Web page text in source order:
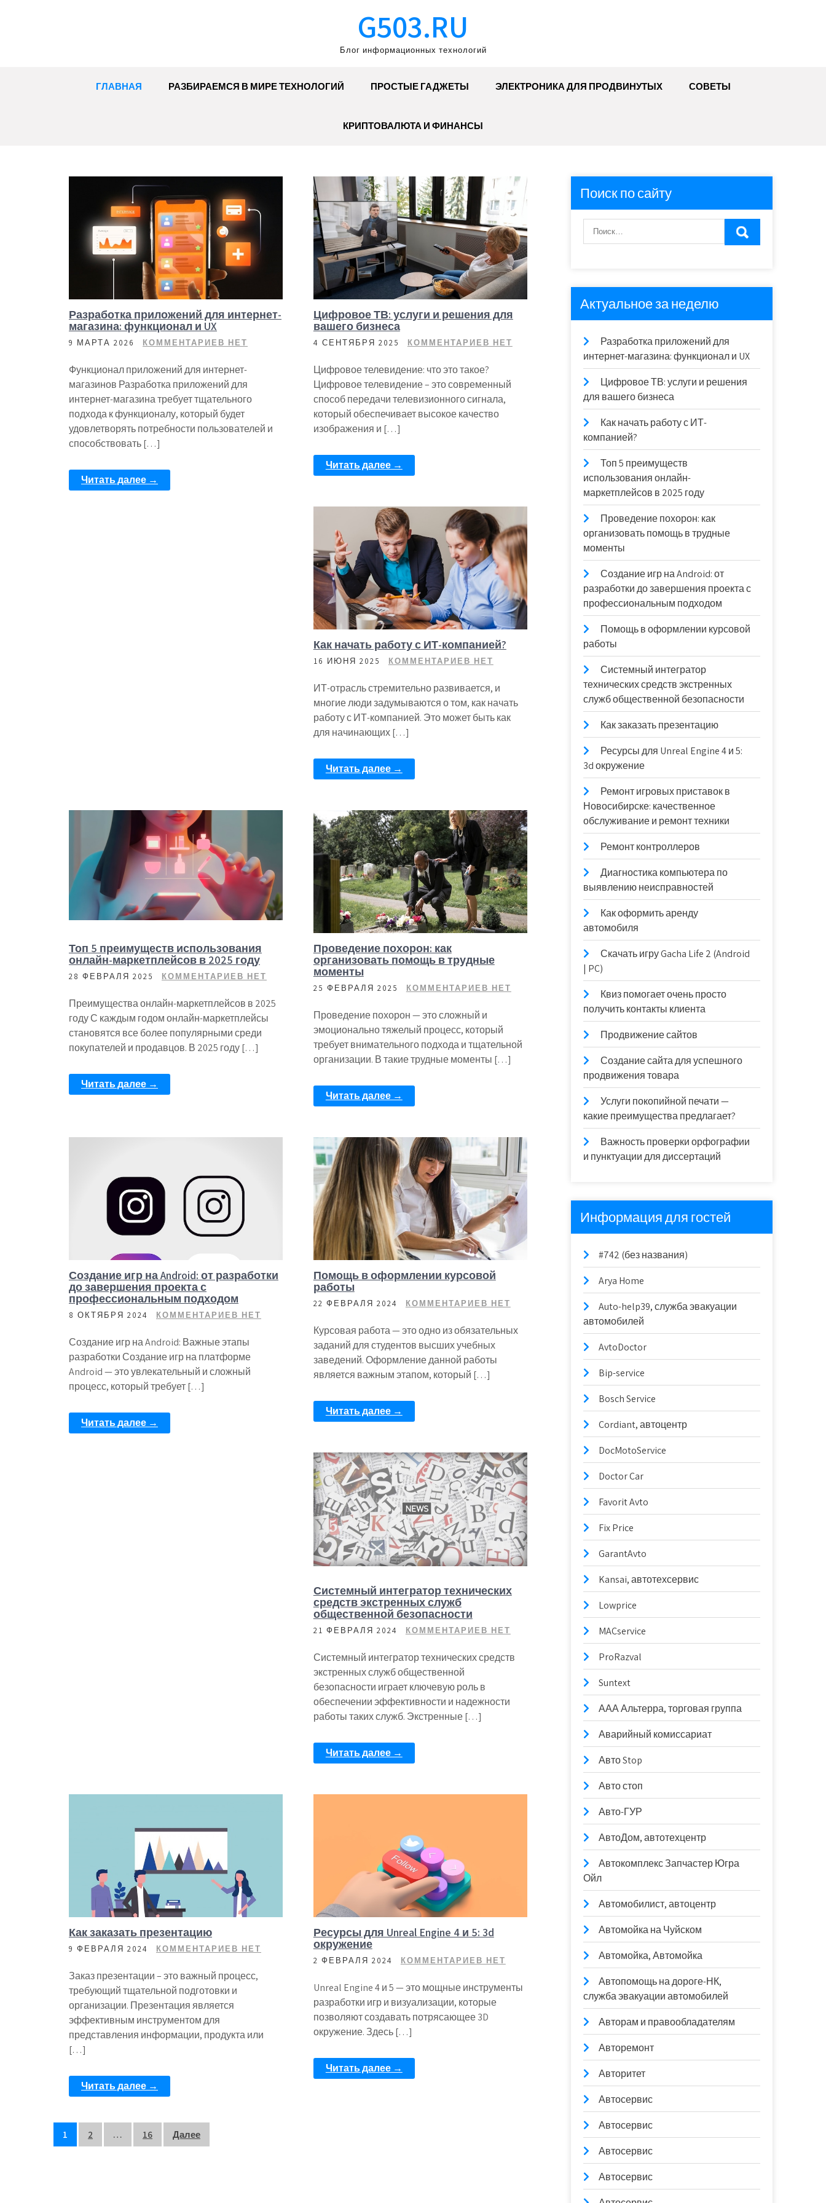
G503.RU
Блог информационных технологий
ГЛАВНАЯ РАЗБИРАЕМСЯ В МИРЕ ТЕХНОЛОГИЙ ПРОСТЫЕ ГАДЖЕТЫ ЭЛЕКТРОНИКА ДЛЯ ПРОДВИНУТЫХ СОВЕТЫ
КРИПТОВАЛЮТА И ФИНАНСЫ
Разработка приложений для интернет-
магазина: функционал и UX
9 МАРТА 2026 КОММЕНТАРИЕВ НЕТ
Функционал приложений для интернет-
магазинов Разработка приложений для
интернет-магазина требует тщательного
подхода к функционалу, который будет
удовлетворять потребности пользователей и
способствовать […]
Читать далее →
Цифровое ТВ: услуги и решения для
вашего бизнеса
4 СЕНТЯБРЯ 2025 КОММЕНТАРИЕВ НЕТ
Цифровое телевидение: что это такое?
Цифровое телевидение – это современный
способ передачи телевизионного сигнала,
который обеспечивает высокое качество
изображения и […]
Читать далее →
Как начать работу с ИТ-компанией?
16 ИЮНЯ 2025 КОММЕНТАРИЕВ НЕТ
ИТ-отрасль стремительно развивается, и
многие люди задумываются о том, как начать
работу с ИТ-компанией. Это может быть как
для начинающих […]
Читать далее →
Топ 5 преимуществ использования
онлайн-маркетплейсов в 2025 году
28 ФЕВРАЛЯ 2025 КОММЕНТАРИЕВ НЕТ
Преимущества онлайн-маркетплейсов в 2025
году С каждым годом онлайн-маркетплейсы
становятся все более популярными среди
покупателей и продавцов. В 2025 году […]
Читать далее →
Проведение похорон: как
организовать помощь в трудные
моменты
25 ФЕВРАЛЯ 2025 КОММЕНТАРИЕВ НЕТ
Проведение похорон — это сложный и
эмоционально тяжелый процесс, который
требует внимательного подхода и тщательной
организации. В такие трудные моменты […]
Читать далее →
Создание игр на Android: от разработки
до завершения проекта с
профессиональным подходом
8 ОКТЯБРЯ 2024 КОММЕНТАРИЕВ НЕТ
Создание игр на Android: Важные этапы
разработки Создание игр на платформе
Android — это увлекательный и сложный
процесс, который требует […]
Читать далее →
Помощь в оформлении курсовой
работы
22 ФЕВРАЛЯ 2024 КОММЕНТАРИЕВ НЕТ
Курсовая работа — это одно из обязательных
заданий для студентов высших учебных
заведений. Оформление данной работы
является важным этапом, который […]
Читать далее →
Системный интегратор технических
средств экстренных служб
общественной безопасности
21 ФЕВРАЛЯ 2024 КОММЕНТАРИЕВ НЕТ
Системный интегратор технических средств
экстренных служб общественной
безопасности играет ключевую роль в
обеспечении эффективности и надежности
работы таких служб. Экстренные […]
Читать далее →
Как заказать презентацию
9 ФЕВРАЛЯ 2024 КОММЕНТАРИЕВ НЕТ
Заказ презентации – это важный процесс,
требующий тщательной подготовки и
организации. Презентация является
эффективным инструментом для
представления информации, продукта или
[…]
Читать далее →
Ресурсы для Unreal Engine 4 и 5: 3d
окружение
2 ФЕВРАЛЯ 2024 КОММЕНТАРИЕВ НЕТ
Unreal Engine 4 и 5 — это мощные инструменты
разработки игр и визуализации, которые
позволяют создавать потрясающее 3D
окружение. Здесь […]
Читать далее →
Пагинация
1 2 … 16 Далее
Поиск по сайту
Актуальное за неделю
Разработка приложений для
интернет-магазина: функционал и UX
Цифровое ТВ: услуги и решения
для вашего бизнеса
Как начать работу с ИТ-
компанией?
Топ 5 преимуществ
использования онлайн-
маркетплейсов в 2025 году
Проведение похорон: как
организовать помощь в трудные
моменты
Создание игр на Android: от
разработки до завершения проекта с
профессиональным подходом
Помощь в оформлении курсовой
работы
Системный интегратор
технических средств экстренных
служб общественной безопасности
Как заказать презентацию
Ресурсы для Unreal Engine 4 и 5:
3d окружение
Ремонт игровых приставок в
Новосибирске: качественное
обслуживание и ремонт техники
Ремонт контроллеров
Диагностика компьютера по
выявлению неисправностей
Как оформить аренду
автомобиля
Скачать игру Gacha Life 2 (Android
| PC)
Квиз помогает очень просто
получить контакты клиента
Продвижение сайтов
Создание сайта для успешного
продвижения товара
Услуги покопийной печати —
какие преимущества предлагает?
Важность проверки орфографии
и пунктуации для диссертаций
Информация для гостей
#742 (без названия)
Arya Home
Auto-help39, служба эвакуации
автомобилей
AvtoDoctor
Bip-service
Bosch Service
Cordiant, автоцентр
DocMotoService
Doctor Car
Favorit Avto
Fix Price
GarantAvto
Kansai, автотехсервис
Lowprice
MACservice
ProRazval
Suntext
ААА Альтерра, торговая группа
Аварийный комиссариат
Авто Stop
Авто стоп
Авто-ГУР
АвтоДом, автотехцентр
Автокомплекс Запчастер Югра
Ойл
Автомобилист, автоцентр
Автомойка на Чуйском
Автомойка, Автомойка
Автопомощь на дороге-НК,
служба эвакуации автомобилей
Авторам и правообладателям
Авторемонт
Авторитет
Автосервис
Автосервис
Автосервис
Автосервис